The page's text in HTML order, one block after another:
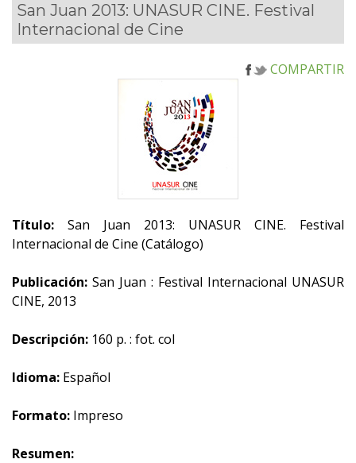
San Juan 2013: UNASUR CINE. Festival
Internacional de Cine
COMPARTIR
Título: San Juan 2013: UNASUR CINE. Festival
Internacional de Cine (Catálogo)
Publicación: San Juan : Festival Internacional UNASUR
CINE, 2013
Descripción: 160 p. : fot. col
Idioma: Español
Formato: Impreso
Resumen: